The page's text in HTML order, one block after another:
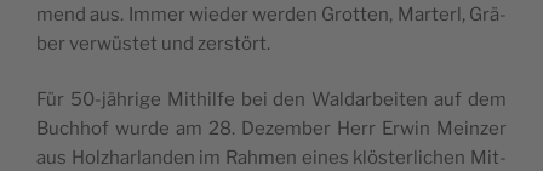
mend aus. Immer wie­der wer­den Grot­ten, Mar­terl, Grä­
ber ver­wüs­tet und zerstört.
Für 50-jäh­ri­ge Mithil­fe bei den Wal­dar­bei­ten auf dem
Buchhof wur­de am 28. Dezem­ber Herr Erwin Mein­zer
aus Holzhar­lan­den im Rah­men eines klös­ter­li­chen Mit­